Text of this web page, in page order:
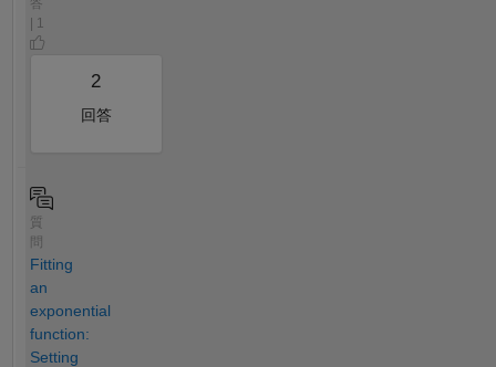
| 1
2
回答
質
Fitting
an
exponential
function:
Setting